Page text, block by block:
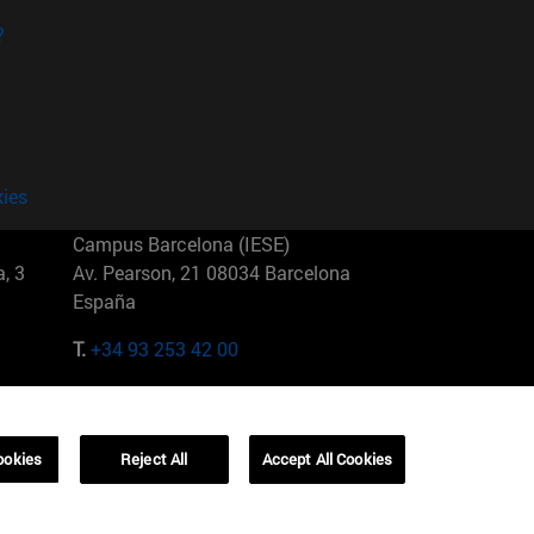
3
Campus Barcelona (IESE)
Av. Pearson, 21 08034 Barcelona
España
T.+34 93 253 42 00
01321001 Bela Vista Brasil
Reject All Accept All Cookies